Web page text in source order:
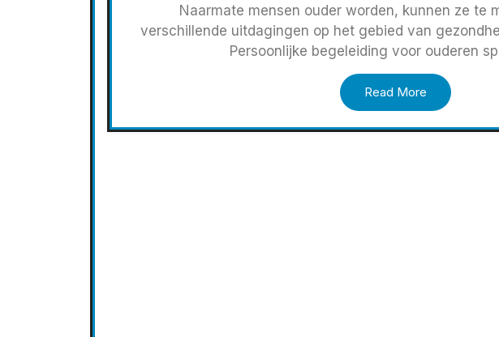
Naarmate mensen ouder worden, kunnen ze te
verschillende uitdagingen op het gebied van
Persoonlijke begeleiding voor ouderen
Read More